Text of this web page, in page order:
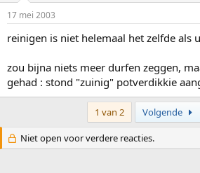
17 mei 2003
reinigen is niet helemaal het zelfde als
zou bijna niets meer durfen zeggen,
gehad : stond "zuinig" potverdikkie
1 van 2 Volgende
Niet open voor verdere reacties.